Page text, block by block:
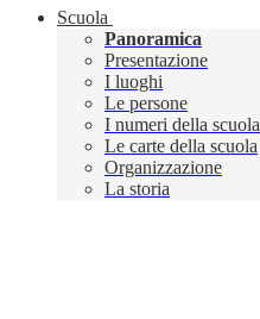
Scuola
Panoramica
Presentazione
I luoghi
Le persone
I numeri della scuola
Le carte della scuola
Organizzazione
La storia